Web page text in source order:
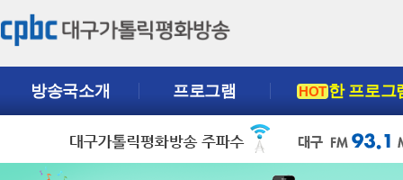
방송국소개 프로그램 HOT한 프로그